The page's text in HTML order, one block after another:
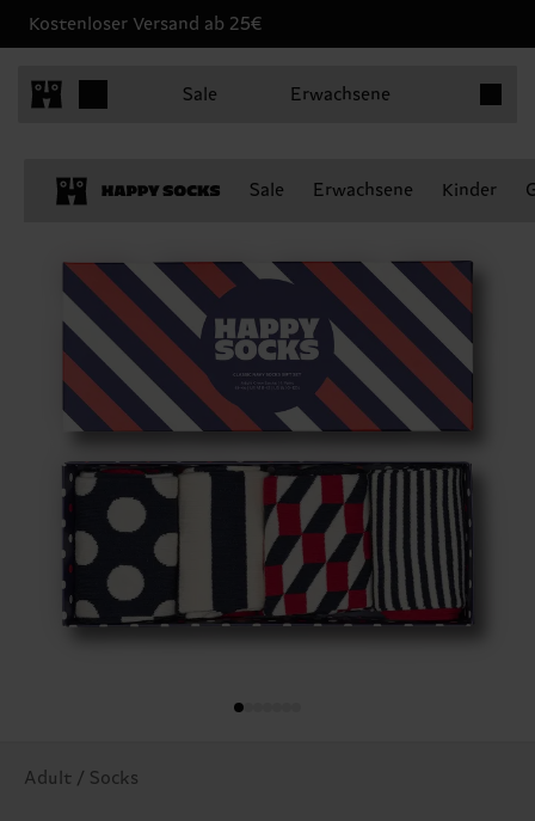
Kostenloser Versand ab 25€
Sale Erwachsene
Sale Erwachsene Kinder
Adult / Socks